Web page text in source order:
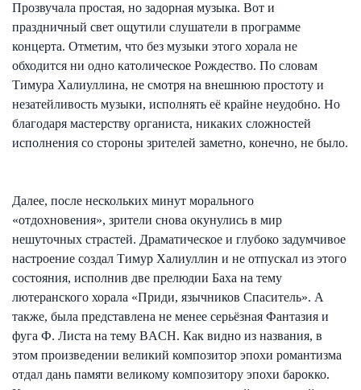
Прозвучала простая, но задорная музыка. Вот и
праздничный свет ощутили слушатели в программе
концерта. Отметим, что без музыки этого хорала не
обходится ни одно католическое Рождество. По словам
Тимура Халиуллина, не смотря на внешнюю простоту и
незатейливость музыки, исполнять её крайне неудобно. Но
благодаря мастерству органиста, никаких сложностей
исполнения со стороны зрителей заметно, конечно, не было.
Далее, после нескольких минут морального
«отдохновения», зрители снова окунулись в мир
нешуточных страстей. Драматическое и глубоко задумчивое
настроение создал Тимур Халиуллин и не отпускал из этого
состояния, исполнив две прелюдии Баха на тему
лютеранского хорала «Приди, язычников Спаситель». А
также, была представлена не менее серьёзная Фантазия и
фуга Ф. Листа на тему BACH. Как видно из названия, в
этом произведении великий композитор эпохи романтизма
отдал дань памяти великому композитору эпохи барокко.